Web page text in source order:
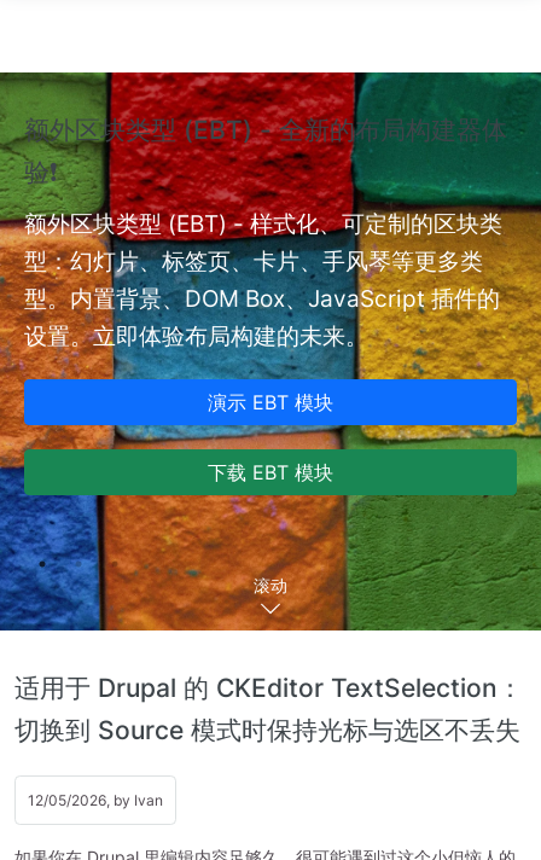
额外区块类型 (EBT) - 全新的布局构建器体
验❗
额外区块类型 (EBT) - 样式化、可定制的区块类
型：幻灯片、标签页、卡片、手风琴等更多类
型。内置背景、DOM Box、JavaScript 插件的
设置。立即体验布局构建的未来。
演示 EBT 模块
下载 EBT 模块
额
滚动
适用于 Drupal 的 CKEditor TextSelection：
切换到 Source 模式时保持光标与选区不丢失
12/05/2026, by Ivan